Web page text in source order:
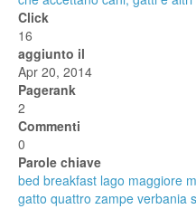
Click
16
aggiunto il
Apr 20, 2014
Pagerank
2
Commenti
0
Parole chiave
bed breakfast lago maggiore
gatto quattro zampe verbania